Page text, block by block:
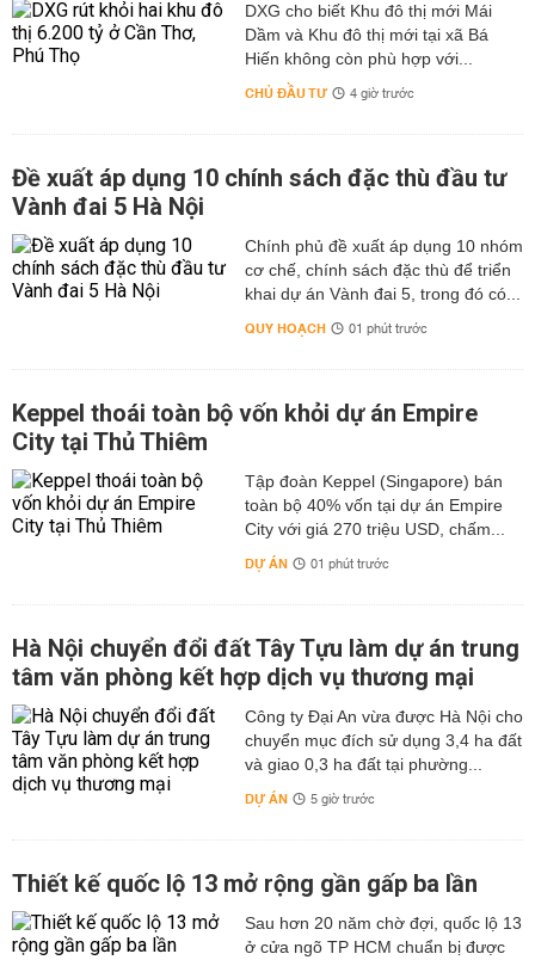
DXG cho biết Khu đô thị mới Mái
Dầm và Khu đô thị mới tại xã Bá
Hiến không còn phù hợp với...
CHỦ ĐẦU TƯ 4 giờ trước
Đề xuất áp dụng 10 chính sách đặc thù đầu tư
Vành đai 5 Hà Nội
Chính phủ đề xuất áp dụng 10 nhóm
cơ chế, chính sách đặc thù để triển
khai dự án Vành đai 5, trong đó có...
QUY HOẠCH 01 phút trước
Keppel thoái toàn bộ vốn khỏi dự án Empire
City tại Thủ Thiêm
Tập đoàn Keppel (Singapore) bán
toàn bộ 40% vốn tại dự án Empire
City với giá 270 triệu USD, chấm...
DỰ ÁN 01 phút trước
Hà Nội chuyển đổi đất Tây Tựu làm dự án trung
tâm văn phòng kết hợp dịch vụ thương mại
Công ty Đại An vừa được Hà Nội cho
chuyển mục đích sử dụng 3,4 ha đất
và giao 0,3 ha đất tại phường...
DỰ ÁN 5 giờ trước
Thiết kế quốc lộ 13 mở rộng gần gấp ba lần
Sau hơn 20 năm chờ đợi, quốc lộ 13
ở cửa ngõ TP HCM chuẩn bị được